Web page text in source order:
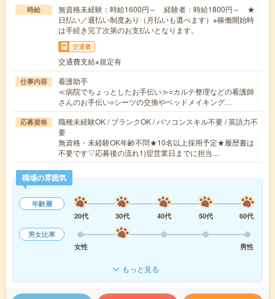
時給
無資格未経験：時給1600円～ 経験者：時給1800円～ ★
日払い／週払い制度あり（月払いも選べます）※稼働開始時
は手続き完了次第のお支払いとなります。
交通費
交通費支給※規定有
仕事内容
看護助手
≪病院でちょっとしたお手伝い≫○カルテ整理などの看護師
さんのお手伝い○シーツの交換やベッドメイキング…
応募資格
職種未経験OK / ブランクOK / パソコンスキル不要 / 英語力不
要
無資格・未経験OK年齢不問★10名以上採用予定★履歴書は
不要です▽応募後の流れ1)翌営業日までに担当…
職場の雰囲気
年齢層
20代
30代 40代 50代
60代
男女比率
女性
男性
もっと見る